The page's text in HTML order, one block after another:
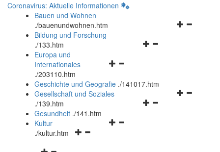
Coronavirus: Aktuelle Informationen
Bauen und Wohnen
./bauenundwohnen.htm
Navigationsmenü
Bildung und Forschung
./133.htm
Navigationsmenü
und
schließen
Europa und
Internationales
./203110.htm
Geschichte und Geografie ./141017.htm
Navigationsmenü
Gesellschaft und Soziales
./139.htm
Navigationsmenü
Gesundheit ./141.htm
Navigationsmenü
Kultur
./kultur.htm